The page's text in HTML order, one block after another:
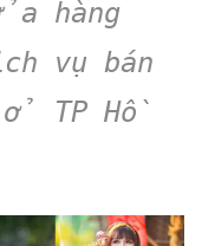
hàng
vụ bán
ở TP Hồ